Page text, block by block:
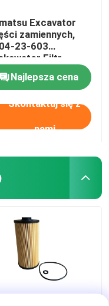
Excavator
zamiennych,
23-603
Filtr
Set
Najlepsza cena
Skontaktuj się z
nami
Hitachi